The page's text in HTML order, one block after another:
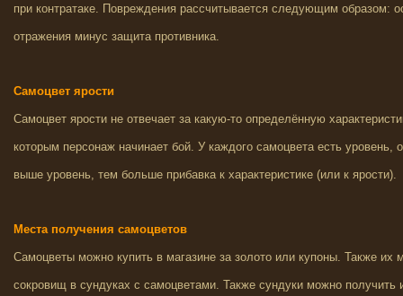
при контратаке. Повреждения рассчитывается следующим образом:
отражения минус защита противника.
Самоцвет ярости
Самоцвет ярости не отвечает за какую-то определённую
которым персонаж начинает бой. У каждого самоцвета есть уровень,
выше уровень, тем больше прибавка к характеристике (или к ярости).
Места получения самоцветов
Самоцветы можно купить в магазине за золото или купоны. Также их
сокровищ в сундуках с самоцветами. Также сундуки можно